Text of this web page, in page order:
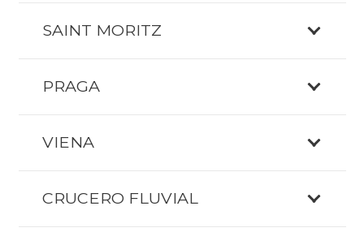
SAINT MORITZ
PRAGA
VIENA
CRUCERO FLUVIAL